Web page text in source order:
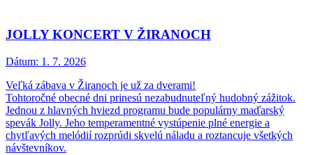
JOLLY KONCERT V ŽIRANOCH
Dátum: 1. 7. 2026
Veľká zábava v Žiranoch je už za dverami!
Tohtoročné obecné dni prinesú nezabudnuteľný hudobný zážitok.
Jednou z hlavných hviezd programu bude populárny maďarský
spevák Jolly. Jeho temperamentné vystúpenie plné energie a
chytľavých melódií rozprúdi skvelú náladu a roztancuje všetkých
návštevníkov.